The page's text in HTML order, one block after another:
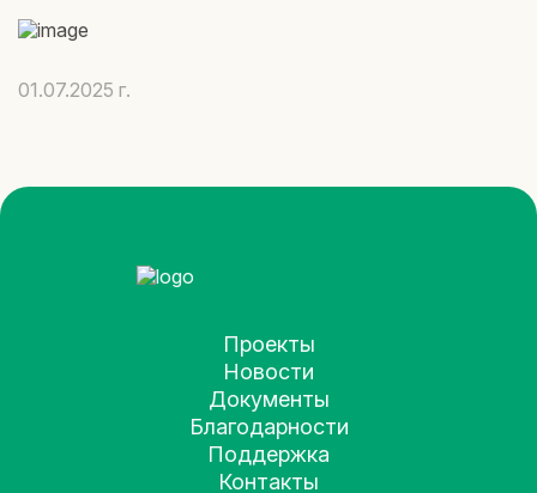
01.07.2025 г.
Проекты
Новости
Документы
Благодарности
Поддержка
Контакты